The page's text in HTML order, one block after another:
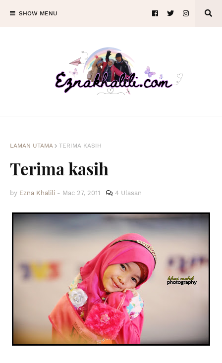
SHOW MENU
LAMAN UTAMA TERIMA KASIH
Terima kasih
by Ezna Khalili - Mac 27, 2011 4 Ulasan